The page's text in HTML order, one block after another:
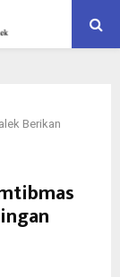
Berikan